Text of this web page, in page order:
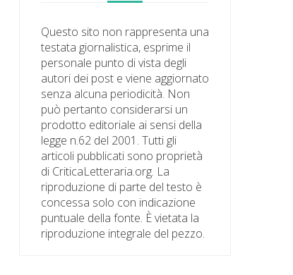
Questo sito non rappresenta una
testata giornalistica, esprime il
personale punto di vista degli
autori dei post e viene aggiornato
senza alcuna periodicità. Non
può pertanto considerarsi un
prodotto editoriale ai sensi della
legge n.62 del 2001. Tutti gli
articoli pubblicati sono proprietà
di CriticaLetteraria.org. La
riproduzione di parte del testo è
concessa solo con indicazione
puntuale della fonte. È vietata la
riproduzione integrale del pezzo.